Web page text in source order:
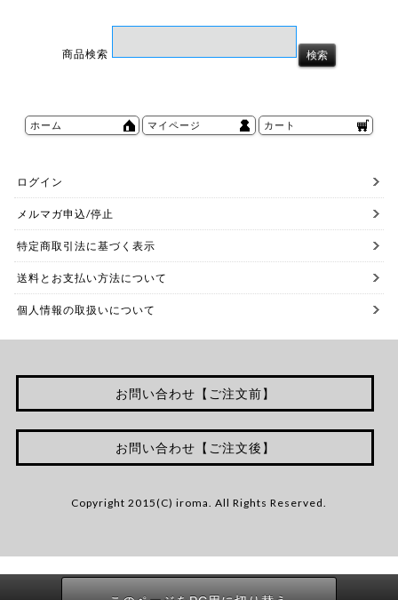
商品検索
ホーム マイページ カート
ログイン
メルマガ申込/停止
特定商取引法に基づく表示
送料とお支払い方法について
個人情報の取扱いについて
お問い合わせ【ご注文前】
お問い合わせ【ご注文後】
Copyright 2015(C) iroma. All Rights Reserved.